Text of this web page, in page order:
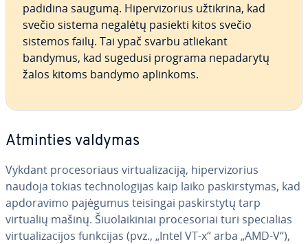
padidina saugumą. Hi­per­vi­zo­rius užtikrina, kad
svečio sistema negalėtų pasiekti kitos svečio
sistemos failų. Tai ypač svarbu atliekant
bandymus, kad sugedusi programa ne­pa­da­ry­tų
žalos kitoms bandymo aplinkoms.
Atminties valdymas
Vykdant pro­ce­so­riaus vir­tu­ali­za­ci­ją, hi­per­vi­zo­rius
naudoja tokias tech­no­lo­gi­jas kaip laiko pa­skirs­ty­mas, kad
ap­do­ra­vi­mo pajėgumus teisingai pa­skirs­ty­tų tarp
virtualių mašinų. Šiuo­lai­ki­niai pro­ce­so­riai turi spe­cia­lias
vir­tu­ali­za­ci­jos funkcijas (pvz., „Intel VT-x“ arba „AMD-V“),